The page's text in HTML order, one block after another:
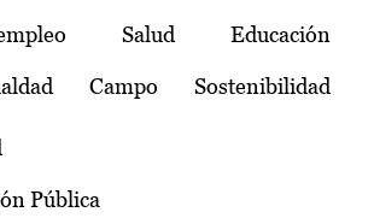
Salud Educación
Campo Sostenibilidad
Pública